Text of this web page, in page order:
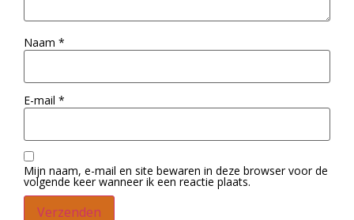
Naam *
E-mail *
Mijn naam, e-mail en site bewaren in deze browser voor de
volgende keer wanneer ik een reactie plaats.